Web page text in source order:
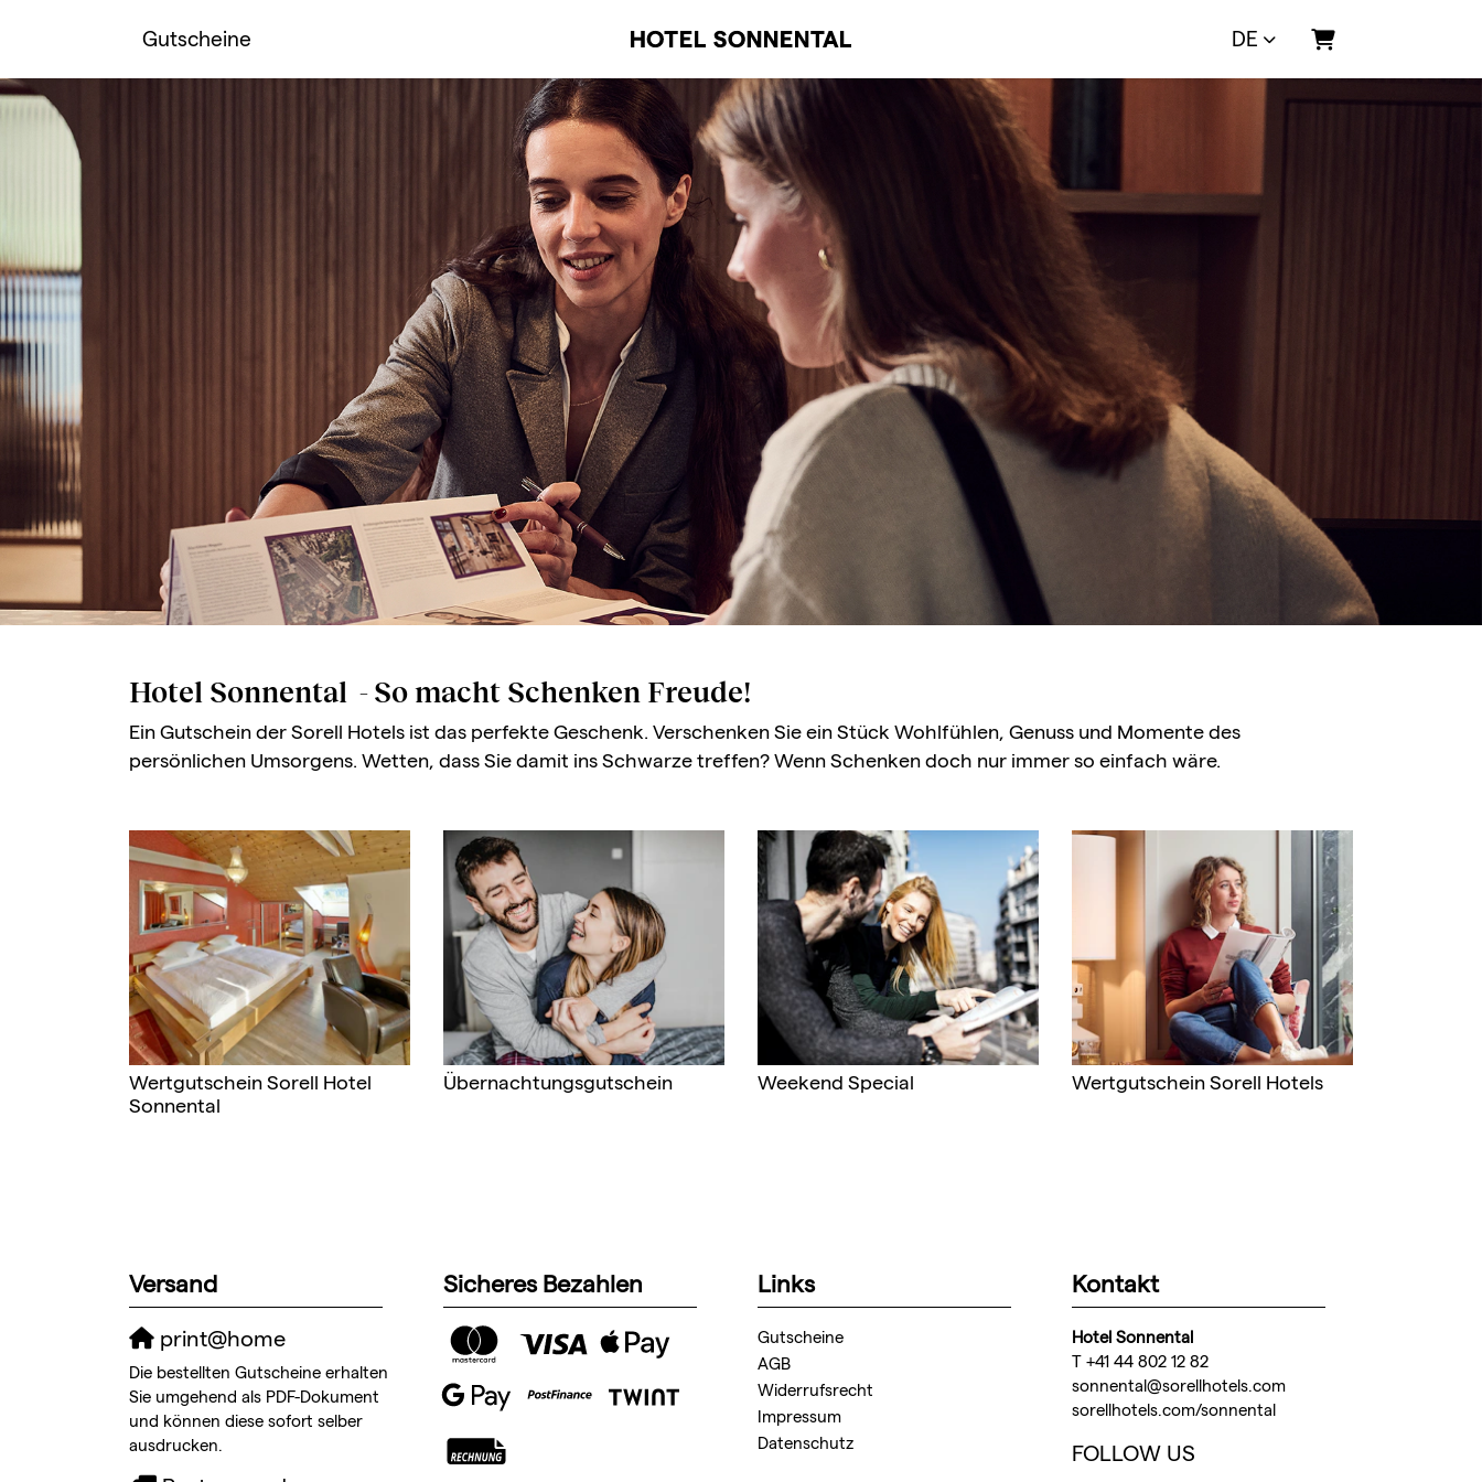
Gutscheine DE
Warenkorb
Hotel Sonnental - So macht Schenken Freude!
Ein Gutschein der Sorell Hotels ist das perfekte Geschenk. Verschenken Sie ein Stück Wohlfühlen, Genuss und Momente des
persönlichen Umsorgens. Wetten, dass Sie damit ins Schwarze treffen? Wenn Schenken doch nur immer so einfach wäre.
Wertgutschein Sorell Hotel
Sonnental
Übernachtungsgutschein Weekend Special Wertgutschein Sorell Hotels
Versand
print@home
Die bestellten Gutscheine erhalten
Sie umgehend als PDF-Dokument
und können diese sofort selber
ausdrucken.
Sicheres Bezahlen Links
Gutscheine
AGB
Widerrufsrecht
Impressum
Datenschutz
Kontakt
Hotel Sonnental
T +41 44 802 12 82
sonnental@sorellhotels.com
sorellhotels.com/sonnental
FOLLOW US